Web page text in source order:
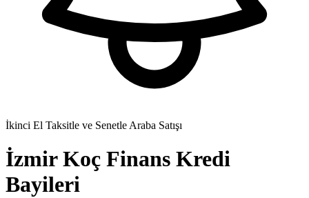
İkinci El Taksitle ve Senetle Araba Satışı
İzmir Koç Finans Kredi
Bayileri